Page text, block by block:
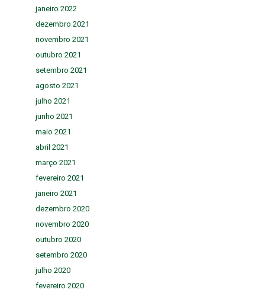
janeiro 2022
dezembro 2021
novembro 2021
outubro 2021
setembro 2021
agosto 2021
julho 2021
junho 2021
maio 2021
abril 2021
março 2021
fevereiro 2021
janeiro 2021
dezembro 2020
novembro 2020
outubro 2020
setembro 2020
julho 2020
fevereiro 2020